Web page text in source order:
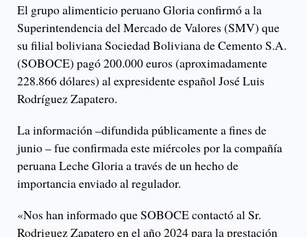
El grupo alimenticio peruano Gloria confirmó a la
Superintendencia del Mercado de Valores (SMV) que
su filial boliviana Sociedad Boliviana de Cemento S.A.
(SOBOCE) pagó 200.000 euros (aproximadamente
228.866 dólares) al expresidente español José Luis
Rodríguez Zapatero.
La información –difundida públicamente a fines de
junio – fue confirmada este miércoles por la compañía
peruana Leche Gloria a través de un hecho de
importancia enviado al regulador.
«Nos han informado que SOBOCE contactó al Sr.
Rodriguez Zapatero en el año 2024 para la prestación